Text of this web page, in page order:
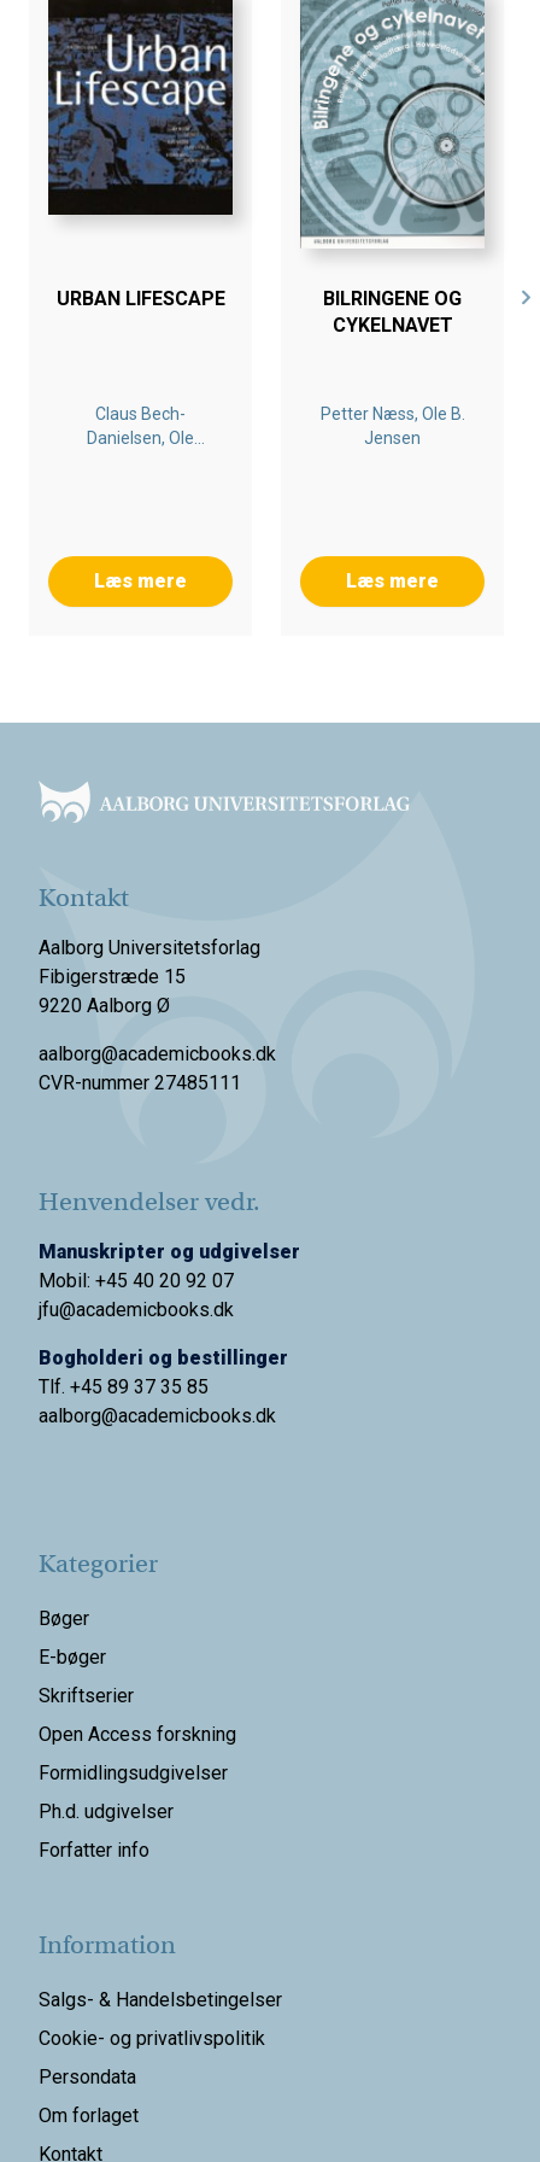
vinderprojekt til Tietgenkollegiet i København.
Bogen er en del af tilbuddet
Køb 3 Bøger - Betal For 2
URBAN LIFESCAPE
Claus Bech-
Danielsen, Ole
Læs mere
BILRINGENE OG
CYKELNAVET
Petter Næss, Ole B.
Jensen
Læs mere
Kontakt
Aalborg Universitetsforlag
Fibigerstræde 15
9220 Aalborg Ø
aalborg@academicbooks.dk
CVR-nummer 27485111
Henvendelser vedr.
Manuskripter og udgivelser
Mobil: +45 40 20 92 07
jfu@academicbooks.dk
Bogholderi og bestillinger
Tlf. +45 89 37 35 85
aalborg@academicbooks.dk
Kategorier
Bøger
E-bøger
Skriftserier
Open Access forskning
Formidlingsudgivelser
Ph.d. udgivelser
Forfatter info
Information
Salgs- & Handelsbetingelser
Cookie- og privatlivspolitik
Persondata
Om forlaget
Kontakt